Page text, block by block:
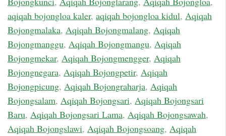
aqiqah bojongloa kaler, aqiqah bojongloa kidul, Aqiqah
Bojongmalaka, Aqiqah Bojongmalang, Aqiqah
Bojongmanggu, Aqiqah Bojongmangu, Aqiqah
Bojongmekar, Aqiqah Bojongmengger, Aqiqah
Bojongnegara, Aqiqah Bojongpetir, Aqiqah
Bojongpicung, Aqiqah Bojongraharja, Aqiqah
Bojongsalam, Aqiqah Bojongsari, Aqiqah Bojongsari
Baru, Aqiqah Bojongsari Lama, Aqiqah Bojongsawah,
Aqiqah Bojongslawi, Aqiqah Bojongsoang, Aqiqah